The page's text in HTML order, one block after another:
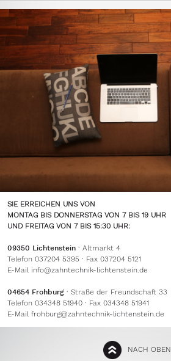
SIE ERREICHEN UNS VON
MONTAG BIS DONNERSTAG VON 7 BIS 19 UHR
UND FREITAG VON 7 BIS 15:30 UHR:
09350 Lichtenstein· Altmarkt 4
Telefon 037204 5395 · Fax 037204 5121
E-Mail info@zahntechnik-lichtenstein.de
04654 Frohburg· Straße der Freundschaft 33
Telefon 034348 51940 · Fax 034348 51941
E-Mail frohburg@zahntechnik-lichtenstein.de
NACH OBEN